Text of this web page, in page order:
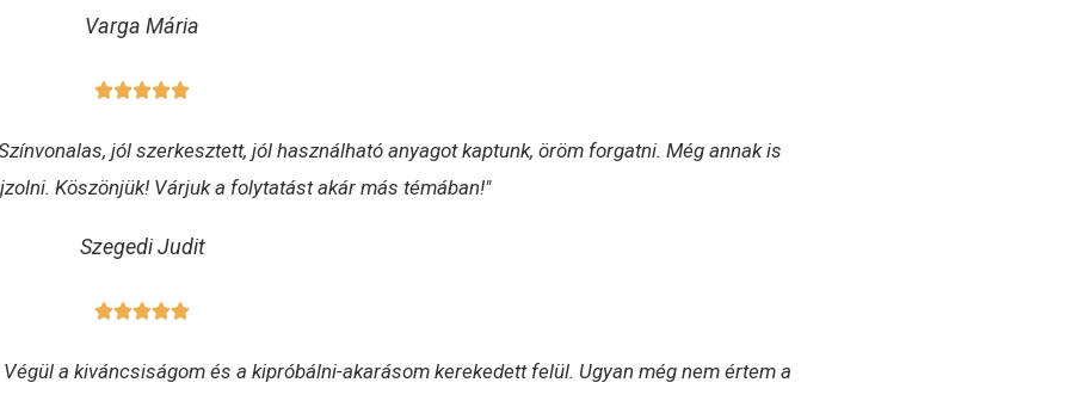
Varga Mária
jól szerkesztett, jól használható anyagot kaptunk, öröm forgatni. Még annak is
Köszönjük! Várjuk a folytatást akár más témában!"
Szegedi Judit
a kiváncsiságom és a kipróbálni-akarásom kerekedett felül. Ugyan még nem értem a